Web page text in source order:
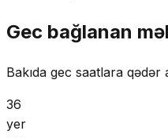
Gec bağlanan
Bakıda gec saatlara qədər
36
yer